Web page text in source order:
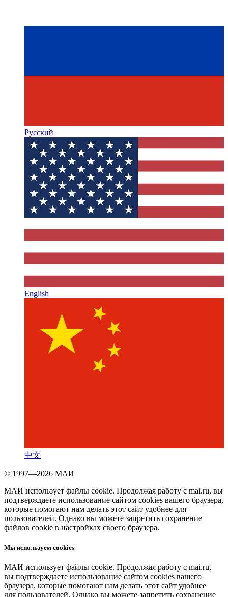
Русский
English
中文
© 1997—2026 МАИ
МАИ использует файлы cookie. Продолжая работу с mai.ru, вы
подтверждаете использование сайтом cookies вашего браузера,
которые помогают нам делать этот сайт удобнее для
пользователей. Однако вы можете запретить сохранение
файлов cookie в настройках своего браузера.
Мы используем cookies
МАИ использует файлы cookie. Продолжая работу с mai.ru,
вы подтверждаете использование сайтом cookies вашего
браузера, которые помогают нам делать этот сайт удобнее
для пользователей. Однако вы можете запретить сохранение